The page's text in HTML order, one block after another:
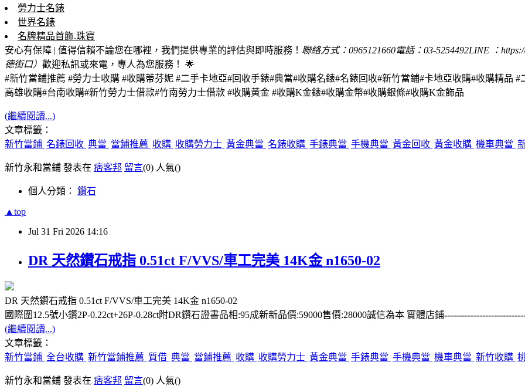
勞力士名錶
世界名錶
名牌精品首飾.珠寶
安心有保障 | 值得信賴不論您在哪裡，我們提供專業的評估與即時服務！ 聯絡方式：0965121660電話：03-5254492LINE ：
德街口） 歡迎私訊或來電，專人為您服務！ 🌟
#新竹當鋪推薦 #勞力士收購 #收購蒂芬妮 #二手卡地亞#回收手錶#典當#收購名錶#名錶回收#新竹當鋪#卡地亞收購#收購精品
高雄收購#台南收購#新竹勞力士借款#竹南勞力士借款 #收購黃金 #收購K金錶#收購金幣#收購銀條#收購K金飾品
(繼續閱讀...)
文章標籤：
新竹當鋪 名錶回收 典當 當鋪推薦 收購 收購勞力士 黃金典當 名錶收購 手錶典當 手機典當 黃金回收 黃金收購 機車典當
新竹永和當鋪 發表在 痞客邦 留言(0) 人氣()
個人分類： 鑽石
▲top
Jul 31 Fri 2026 14:16
DR 天然鑽石戒指 0.51ct F/VVS/車工完美 14K金 n1650-02
DR 天然鑽石戒指 0.51ct F/VVS/車工完美 14K金 n1650-02
國際圍12.5號小鑽2P-0.22ct+26P-0.28ct附DR鑽石證書品相:95成新新品價:59000售價:28000誠信為本 實體店鋪
(繼續閱讀...)
文章標籤：
新竹當鋪 全台收購 新竹當鋪推薦 質借 典當 當鋪推薦 收購 收購勞力士 黃金典當 手錶典當 手機典當 機車典當 新竹收購
新竹永和當鋪 發表在 痞客邦 留言(0) 人氣()